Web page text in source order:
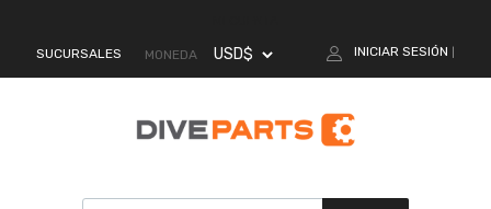
SUCURSALES MONEDA INICIAR SESIÓN